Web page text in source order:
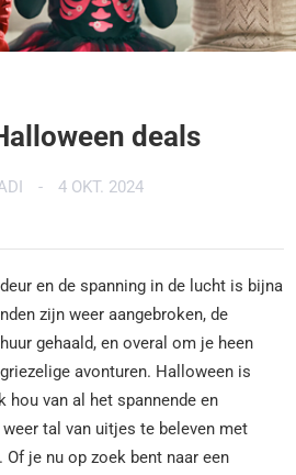
deals
- 4 OKT. 2024
en de spanning in de lucht is bijna
zijn weer aangebroken, de
gehaald, en overal om je heen
avonturen. Halloween is
hou van al het spannende en
tal van uitjes te beleven met
je nu op zoek bent naar een